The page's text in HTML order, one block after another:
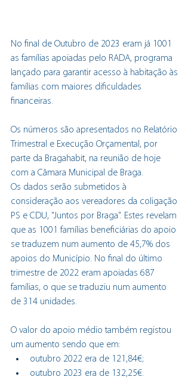
No final de Outubro de 2023 eram já 1001
as famílias apoiadas pelo RADA, programa
lançado para garantir acesso à habitação às
famílias com maiores dificuldades
financeiras.
Os números são apresentados no Relatório
Trimestral e Execução Orçamental, por
parte da Bragahabit, na reunião de hoje
com a Câmara Municipal de Braga.
Os dados serão submetidos à
consideração aos vereadores da coligação
PS e CDU, "Juntos por Braga". Estes revelam
que as 1001 famílias beneficiárias do apoio
se traduzem num aumento de 45,7% dos
apoios do Município. No final do último
trimestre de 2022 eram apoiadas 687
famílias, o que se traduziu num aumento
de 314 unidades.
O valor do apoio médio também registou
um aumento sendo que em:
outubro 2022 era de 121,84€;
outubro 2023 era de 132,25€.